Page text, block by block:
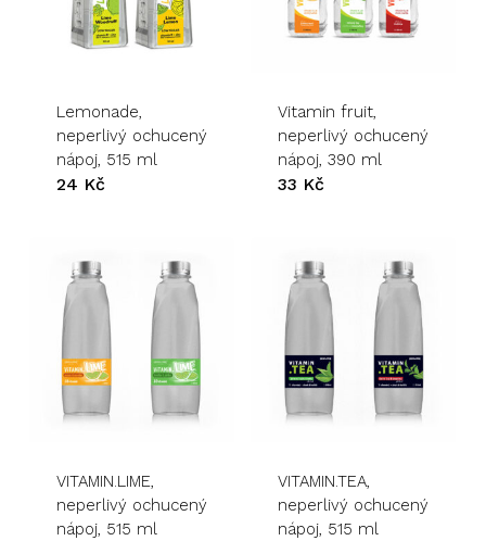
Go to shop
Lemonade,
neperlivý ochucený
nápoj, 515 ml
24 Kč
Vitamin fruit,
neperlivý ochucený
nápoj, 390 ml
33 Kč
VITAMIN.LIME,
neperlivý ochucený
nápoj, 515 ml
VITAMIN.TEA,
neperlivý ochucený
nápoj, 515 ml